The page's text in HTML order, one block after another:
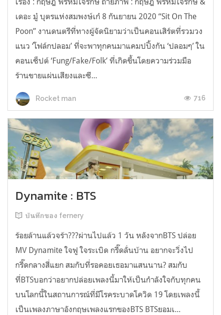
เดอะ มู๋ บุตรแห่งสมพงษ์เก๋ 8 กันยายน 2020 “Sit On The
Poon” งานดนตรีที่ทางผู้จัดนิยามว่าเป็นคอนเสิร์ตที่รวมวง
แนว ‘โฟล์กปลอม’ ที่จะพาทุกคนมาแคมปปิ้งกัน ‘ปลอมๆ’ ใน
คอนเซ็ปต์ ‘Fung/Fake/Folk’ ที่เกิดขึ้นโดยความร่วมมือ
ร้านขายแผ่นเสียงและซี...
Rocket man 716
Dynamite : BTS
บันทึกของ fernery
ร้อยล้านแล้วจร้า???ผ่านไปแล้ว 1 วัน หลังจากBTS ปล่อย
MV Dynamite ใจฟู ใจระเบิด กรี๊ดลั่นบ้าน อยากจะวิ่งไป
กรี๊ดกลางสี่แยก สมกับที่รอคอยเธอมาแสนนาน? สมกับ
ที่BTSบอกว่าอยากปล่อยเพลงนี้มาให้เป็นกำลังใจกับทุกคน
บนโลกนี้ในสถานการณ์ที่มีโรคระบาดโควิด 19 โดยเพลงนี้
เป็นเพลงภาษาอังกฤษเพลงแรกของBTS BTSยอมเ...